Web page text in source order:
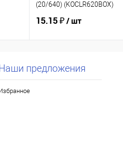
(20/640) (KOCLR620BOX)
15.15 ₽/ шт
предложения